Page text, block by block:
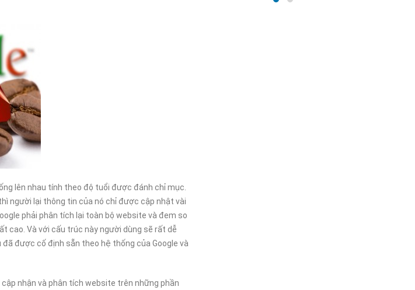
lên nhau tính theo độ tuổi được đánh chỉ mục.
người lại thông tin của nó chỉ được cập nhật vài
phải phân tích lại toàn bộ website và đem so
cao. Và với cấu trúc này người dùng sẽ rất dễ
được cố định sẵn theo hệ thống của Google và
nhận và phân tích website trên những phần